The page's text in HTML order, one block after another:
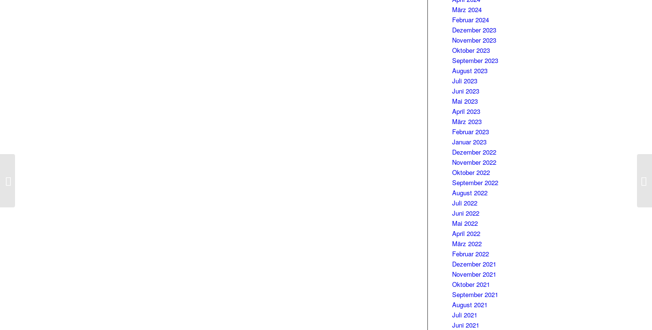
März 2024
Februar 2024
Dezember 2023
November 2023
Oktober 2023
September 2023
August 2023
Juli 2023
Juni 2023
Mai 2023
April 2023
März 2023
Februar 2023
Januar 2023
Dezember 2022
November 2022
Oktober 2022
September 2022
August 2022
Juli 2022
Juni 2022
Mai 2022
April 2022
März 2022
Februar 2022
Dezember 2021
November 2021
Oktober 2021
September 2021
August 2021
Juli 2021
Juni 2021